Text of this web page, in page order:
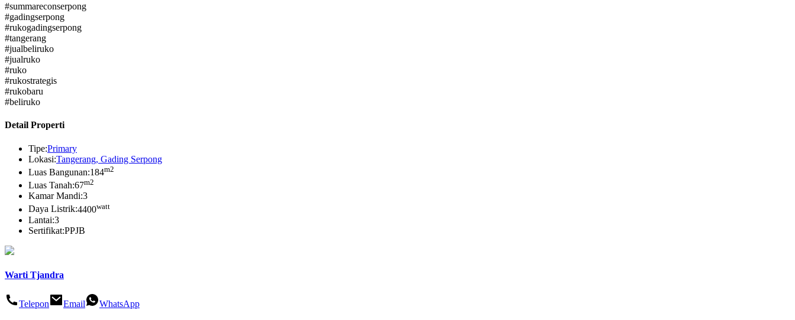
#summareconserpong
#gadingserpong
#rukogadingserpong
#tangerang
#jualbeliruko
#jualruko
#ruko
#rukostrategis
#rukobaru
#beliruko
Detail Properti
Tipe:Primary
Lokasi:Tangerang, Gading Serpong
Luas Bangunan:184m2
Luas Tanah:67m2
Kamar Mandi:3
Daya Listrik:4400watt
Lantai:3
Sertifikat:PPJB
Warti Tjandra
Telepon Email WhatsApp